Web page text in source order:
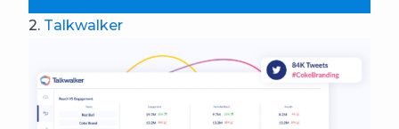
2. Talkwalker